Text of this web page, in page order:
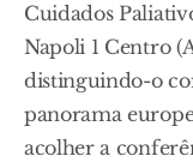
Cuidados
Napoli 1 Centro
distinguindo-o
panorama
acolher a